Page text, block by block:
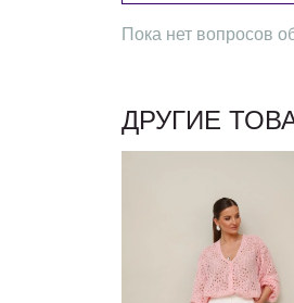
Пока нет вопросов
ДРУГИЕ